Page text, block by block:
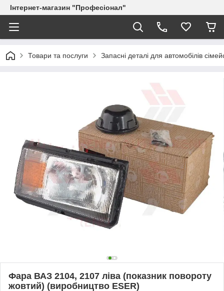
Інтернет-магазин "Професіонал"
Товари та послуги Запасні деталі для автомобілів
Фара ВАЗ 2104, 2107 ліва (показник повороту
жовтий) (виробництво ESER)